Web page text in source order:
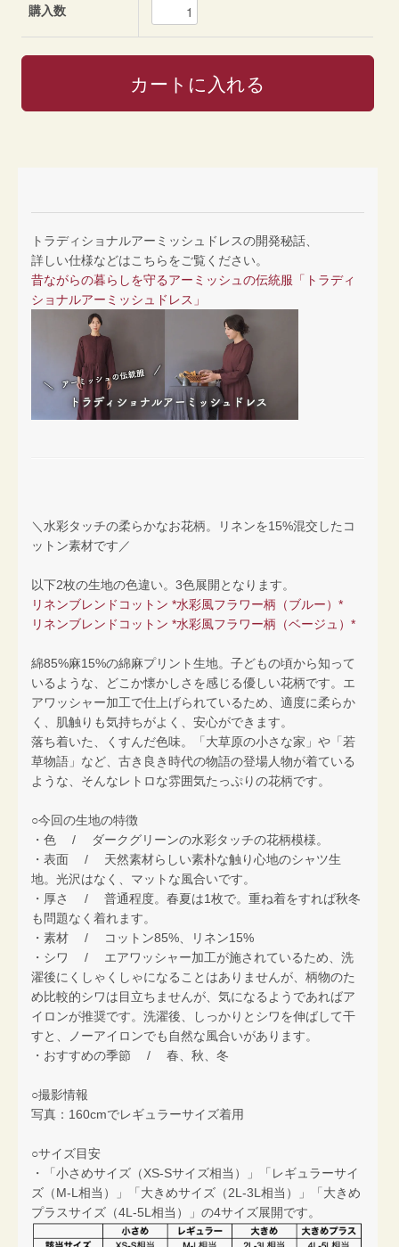
購入数
トラディショナルアーミッシュドレスの開発秘話、
詳しい仕様などはこちらをご覧ください。
昔ながらの暮らしを守るアーミッシュの伝統服「トラディ
ショナルアーミッシュドレス」
＼水彩タッチの柔らかなお花柄。リネンを15%混交したコ
ットン素材です／
以下2枚の生地の色違い。3色展開となります。
リネンブレンドコットン *水彩風フラワー柄（ブルー）*
リネンブレンドコットン *水彩風フラワー柄（ベージュ）*
綿85%麻15%の綿麻プリント生地。子どもの頃から知って
いるような、どこか懐かしさを感じる優しい花柄です。エ
アワッシャー加工で仕上げられているため、適度に柔らか
く、肌触りも気持ちがよく、安心ができます。
落ち着いた、くすんだ色味。「大草原の小さな家」や「若
草物語」など、古き良き時代の物語の登場人物が着ている
ような、そんなレトロな雰囲気たっぷりの花柄です。
○今回の生地の特徴
・色 / ダークグリーンの水彩タッチの花柄模様。
・表面 / 天然素材らしい素朴な触り心地のシャツ生
地。光沢はなく、マットな風合いです。
・厚さ / 普通程度。春夏は1枚で。重ね着をすれば秋冬
も問題なく着れます。
・素材 / コットン85%、リネン15%
・シワ / エアワッシャー加工が施されているため、洗
濯後にくしゃくしゃになることはありませんが、柄物のた
め比較的シワは目立ちませんが、気になるようであればア
イロンが推奨です。洗濯後、しっかりとシワを伸ばして干
すと、ノーアイロンでも自然な風合いがあります。
・おすすめの季節 / 春、秋、冬
○撮影情報
写真：160cmでレギュラーサイズ着用
○サイズ目安
・「小さめサイズ（XS-Sサイズ相当）」「レギュラーサイ
ズ（M-L相当）」「大きめサイズ（2L-3L相当）」「大きめ
プラスサイズ（4L-5L相当）」の4サイズ展開です。